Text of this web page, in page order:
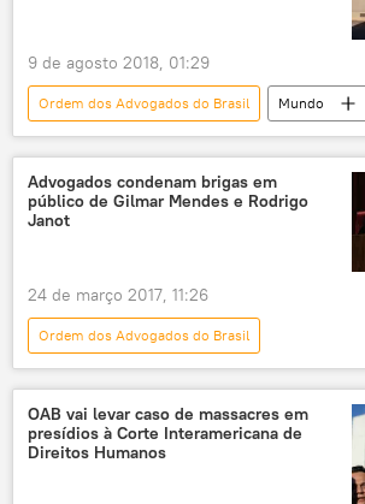
Polícia Federal
Supremo Tribunal Federal (STF)
Faculdades Rio Branco
Grupo Parlamentar Brasil/Itália
9 de agosto 2018, 01:29
Ordem dos Advogados do Brasil
Mundo
Américas
Notícias do Brasil
Notícias
Texas
Arizona
Marcelo Chalreo
Associação Americana de Juristas
Advogados condenam brigas em
público de Gilmar Mendes e Rodrigo
Janot
24 de março 2017, 11:26
Ordem dos Advogados do Brasil
Notícias do Brasil
Notícias
Curitiba
Brasília
Rio de Janeiro
Deltan Dallagnol
Gilmar Mendes
OAB vai levar caso de massacres em
presídios à Corte Interamericana de
Direitos Humanos